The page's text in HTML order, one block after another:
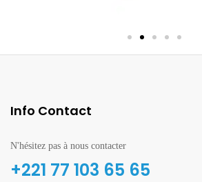
Info Contact
N'hésitez pas à nous contacter
+221 77 103 65 65